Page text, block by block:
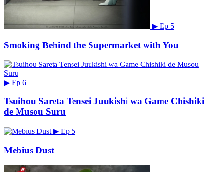
▶ Ep 5
Smoking Behind the Supermarket with You
▶ Ep 6
Tsuihou Sareta Tensei Juukishi wa Game Chishiki
de Musou Suru
▶ Ep 5
Mebius Dust